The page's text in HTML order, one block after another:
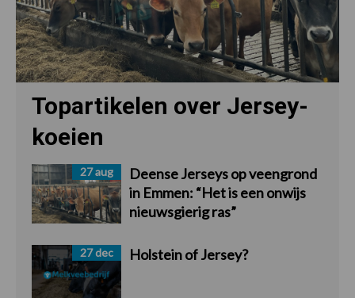
Topartikelen over Jersey-
koeien
27 aug
Deense Jerseys op veengrond
in Emmen: “Het is een onwijs
nieuwsgierig ras”
27 dec Holstein of Jersey?